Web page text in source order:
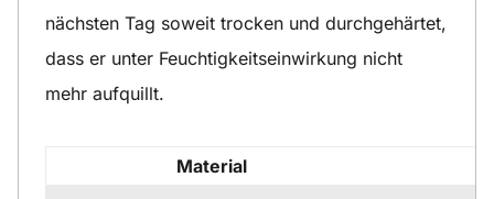
nächsten Tag soweit trocken und durchgehärtet,
dass er unter Feuchtigkeitseinwirkung nicht
mehr aufquillt.
Material